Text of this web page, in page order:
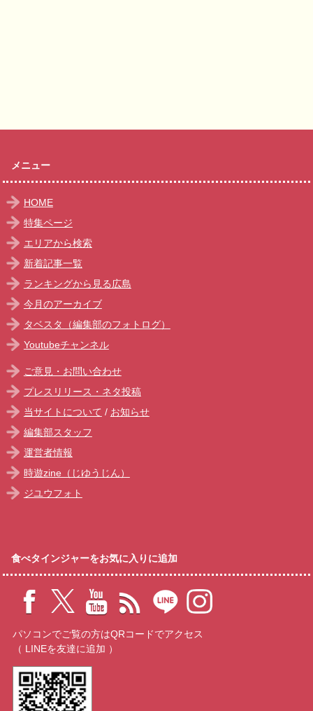
メニュー
HOME
特集ページ
エリアから検索
新着記事一覧
ランキングから見る広島
今月のアーカイブ
タベスタ（編集部のフォトログ）
Youtubeチャンネル
ご意見・お問い合わせ
プレスリリース・ネタ投稿
当サイトについて / お知らせ
編集部スタッフ
運営者情報
時遊zine（じゆうじん）
ジユウフォト
食べタインジャーをお気に入りに追加
パソコンでご覧の方はQRコードでアクセス
（ LINEを友達に追加 ）